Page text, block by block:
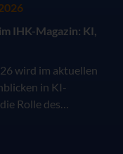
IHK-Magazin: KI,
wird im aktuellen
in KI-
Rolle des